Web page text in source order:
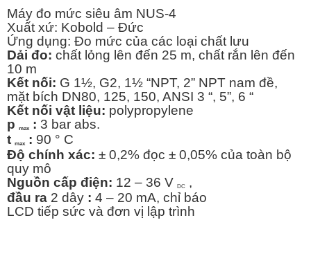
Máy đo mức siêu âm NUS-4
Xuất xứ: Kobold – Đức
Ứng dụng: Đo mức của các loại chất lưu
Dải đo: chất lỏng lên đến 25 m, chất rắn lên đến
10 m
Kết nối: G 1½, G2, 1½ “NPT, 2” NPT nam đề,
mặt bích DN80, 125, 150, ANSI 3 “, 5”, 6 “
Kết nối vật liệu: polypropylene
p
max : 3 bar abs.
t max : 90 ° C
Độ chính xác: ± 0,2% đọc ± 0,05% của toàn bộ
quy mô
Nguồn cấp điện: 12 – 36 V DC
,
đầu ra 2 dây : 4 – 20 mA, chỉ báo
LCD tiếp sức và đơn vị lập trình